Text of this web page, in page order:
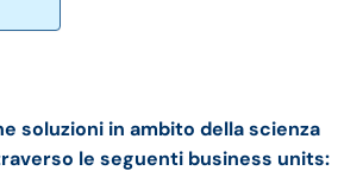
soluzioni in ambito della scienza
le seguenti business units: